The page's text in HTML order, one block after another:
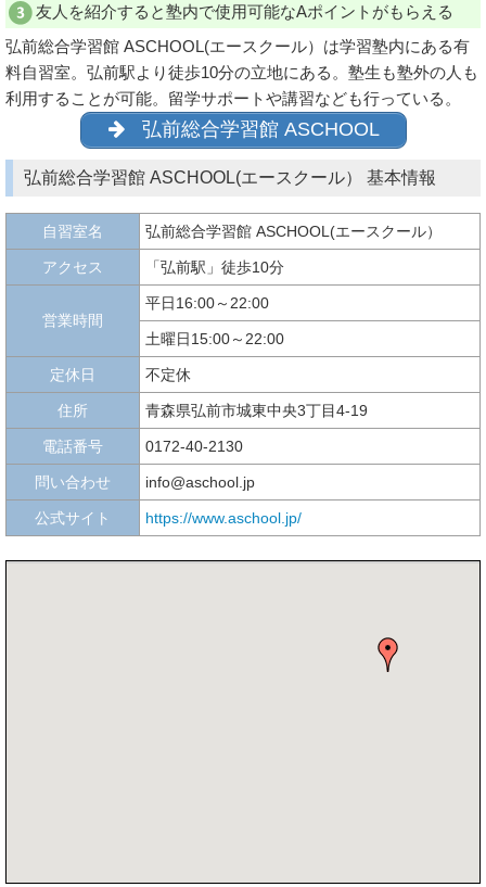
友人を紹介すると塾内で使用可能なAポイントがもらえる
弘前総合学習館 ASCHOOL(エースクール）は学習塾内にある有
料自習室。弘前駅より徒歩10分の立地にある。塾生も塾外の人も
利用することが可能。留学サポートや講習なども行っている。
弘前総合学習館 ASCHOOL
弘前総合学習館 ASCHOOL(エースクール） 基本情報
自習室名 弘前総合学習館 ASCHOOL(エースクール）
アクセス 「弘前駅」徒歩10分
営業時間
平日16:00～22:00
土曜日15:00～22:00
定休日 不定休
住所 青森県弘前市城東中央3丁目4-19
電話番号 0172-40-2130
問い合わせ info@aschool.jp
公式サイト https://www.aschool.jp/